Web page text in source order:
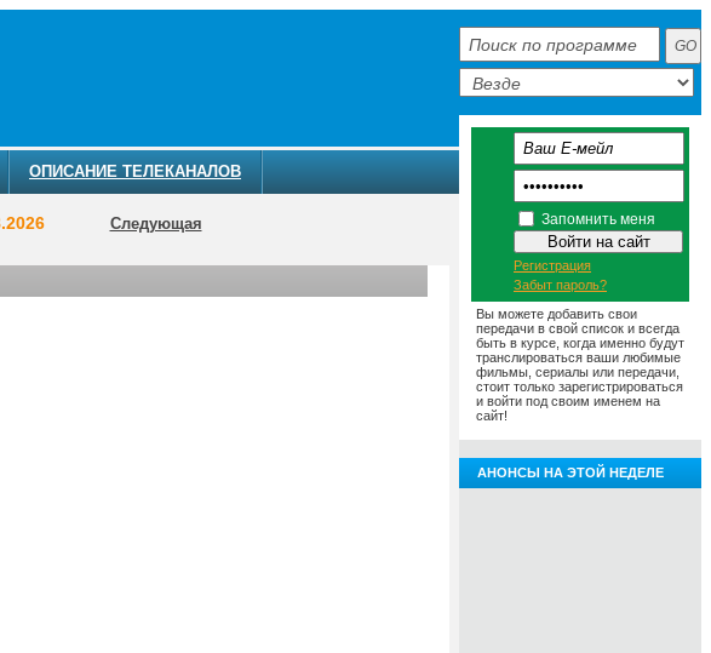
ОПИСАНИЕ ТЕЛЕКАНАЛОВ
Следующая Запомнить меня
Регистрация
Забыт пароль?
Вы можете добавить свои
передачи в свой список и всегда
быть в курсе, когда именно будут
транслироваться ваши любимые
фильмы, сериалы или передачи,
стоит только зарегистрироваться
и войти под своим именем на
сайт!
АНОНСЫ НА ЭТОЙ НЕДЕЛЕ